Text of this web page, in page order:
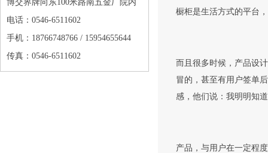
博交界牌向东100米路南五金厂院内
电话：0546-6511602
手机：18766748766 / 15954655644
传真：0546-6511602
橱柜是生活方式的平台
而且很多时候，产品设
冒的，甚至有用户签单
感，他们说：我明明知
产品，与用户在一定程